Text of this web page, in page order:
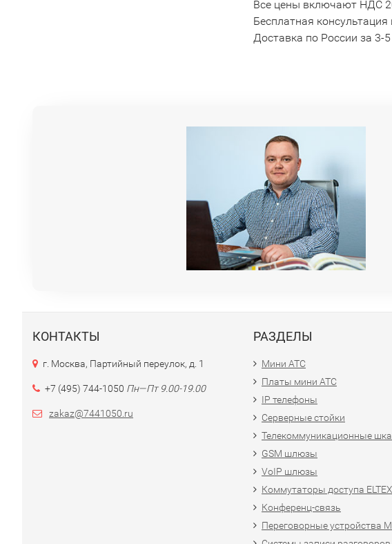
Все цены включают НДС
Бесплатная
Доставка по России за 3-
КОНТАКТЫ
г. Москва, Партийный переулок, д. 1
+7 (495) 744-1050 Пн—Пт 9.00-19.00
zakaz@7441050.ru
РАЗДЕЛЫ
Мини АТС
Платы мини АТС
IP телефоны
Серверные стойки
Телекоммуникационные
GSM шлюзы
VoIP шлюзы
Коммутаторы доступа ELTEX
Конференц-связь
Переговорные устройства